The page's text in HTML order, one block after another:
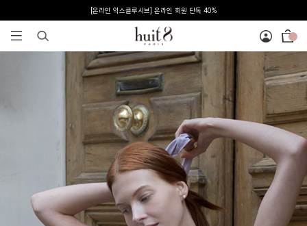
신규 회원 혜택